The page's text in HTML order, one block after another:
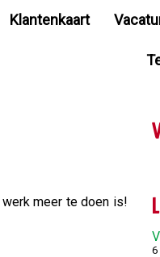
Klantenkaart
meer te doen is!
6